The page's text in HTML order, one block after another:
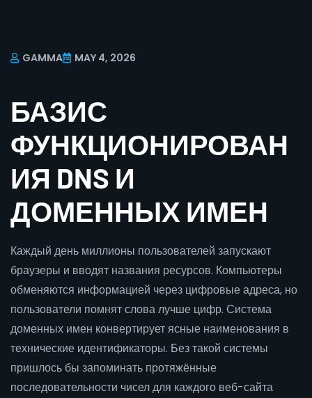
GAMMA MAY 4, 2026
БАЗИС
ФУНКЦИОНИРОВАН
ИЯ DNS И
ДОМЕННЫХ ИМЕН
Каждый день миллионы пользователей запускают
браузеры и вводят названия ресурсов. Компьютеры
обменяются информацией через цифровые адреса, но
пользователи помнят слова лучше цифр. Система
доменных имен конвертирует ясные наименования в
технические идентификаторы. Без такой системы
пришлось бы запоминать протяжённые
последовательности чисел для каждого веб-сайта